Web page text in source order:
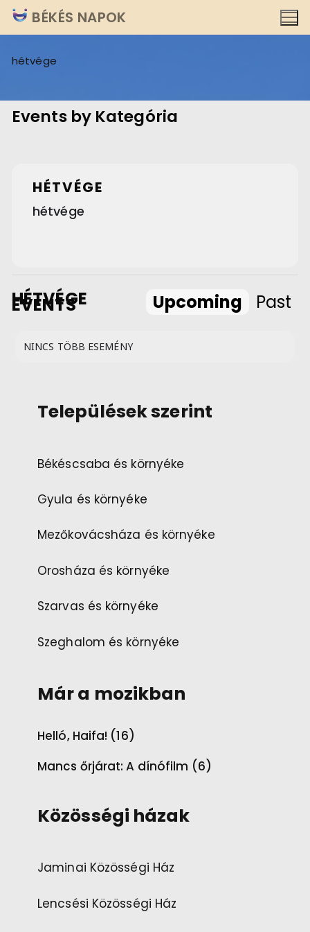
Ugrás
a
BÉKÉS NAPOK
hétvége
Events by Kategória
HÉTVÉGE
hétvége
HÉTVÉGE
EVENTS Upcoming Past
NINCS TÖBB ESEMÉNY
Települések szerint
Békéscsaba és környéke
Gyula és környéke
Mezőkovácsháza és környéke
Orosháza és környéke
Szarvas és környéke
Szeghalom és környéke
Már a mozikban
Helló, Haifa! (16)
Mancs őrjárat: A dínófilm (6)
Közösségi házak
Jaminai Közösségi Ház
Lencsési Közösségi Ház